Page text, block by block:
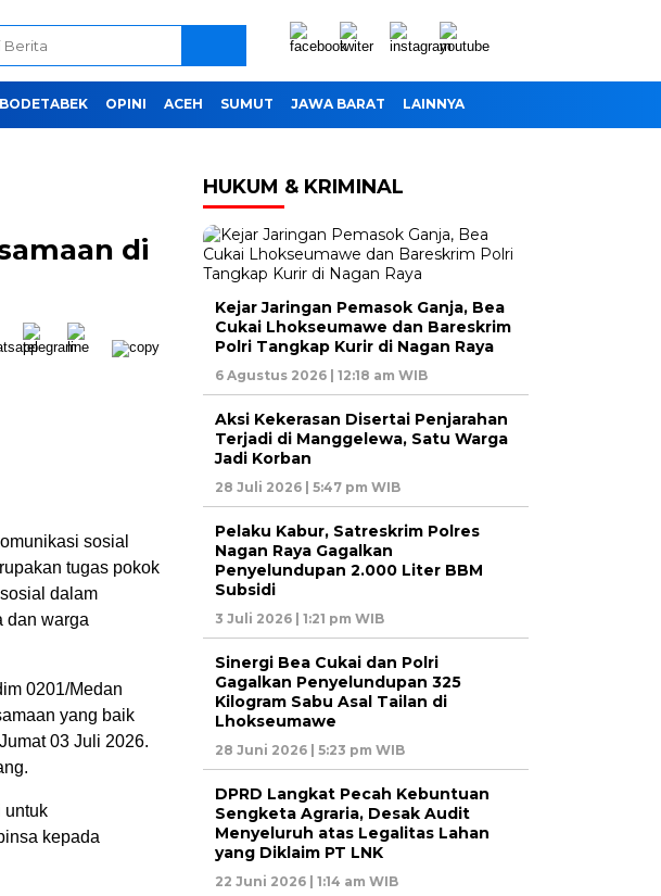
OPINI ACEH SUMUT JAWA BARAT LAINNYA
di
sosial
tugas pokok
dalam
dan warga
0201/Medan
yang baik
03 Juli 2026.
untuk
kepada
HUKUM & KRIMINAL
Kejar Jaringan Pemasok Ganja, Bea
Cukai Lhokseumawe dan Bareskrim
Polri Tangkap Kurir di Nagan Raya
6 Agustus 2026 | 12:18 am WIB
Aksi Kekerasan Disertai Penjarahan
Terjadi di Manggelewa, Satu Warga
Jadi Korban
28 Juli 2026 | 5:47 pm WIB
Pelaku Kabur, Satreskrim Polres
Nagan Raya Gagalkan
Penyelundupan 2.000 Liter BBM
Subsidi
3 Juli 2026 | 1:21 pm WIB
Sinergi Bea Cukai dan Polri
Gagalkan Penyelundupan 325
Kilogram Sabu Asal Tailan di
Lhokseumawe
28 Juni 2026 | 5:23 pm WIB
DPRD Langkat Pecah Kebuntuan
Sengketa Agraria, Desak Audit
Menyeluruh atas Legalitas Lahan
yang Diklaim PT LNK
22 Juni 2026 | 1:14 am WIB